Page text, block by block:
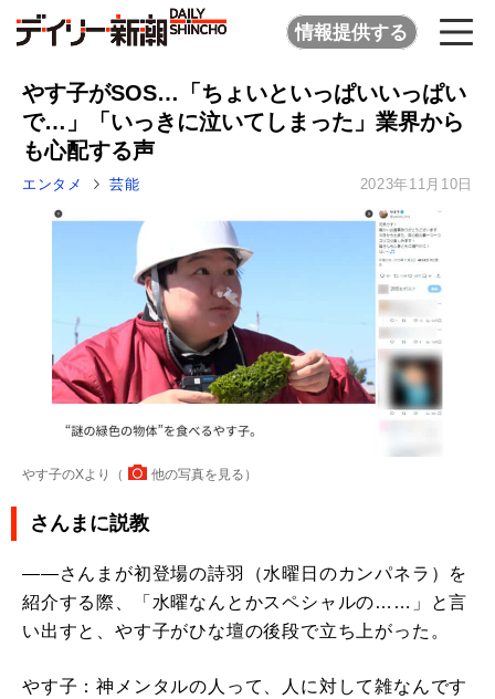
情報提供する
やす子がSOS…「ちょいといっぱいいっぱい
で…」「いっきに泣いてしまった」業界から
も心配する声
エンタメ 芸能 2023年11月10日
やす子のXより（ 他の写真を見る ）
さんまに説教
――さんまが初登場の詩羽（水曜日のカンパネラ）を
紹介する際、「水曜なんとかスペシャルの……」と言
い出すと、やす子がひな壇の後段で立ち上がった。
やす子：神メンタルの人って、人に対して雑なんです